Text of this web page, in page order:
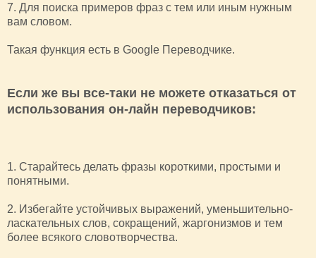
7. Для поиска примеров фраз с тем или иным нужным
вам словом.
Такая функция есть в Google Переводчике.
Если же вы все-таки не можете отказаться от
использования он-лайн переводчиков:
1. Старайтесь делать фразы короткими, простыми и
понятными.
2. Избегайте устойчивых выражений, уменьшительно-
ласкательных слов, сокращений, жаргонизмов и тем
более всякого словотворчества.